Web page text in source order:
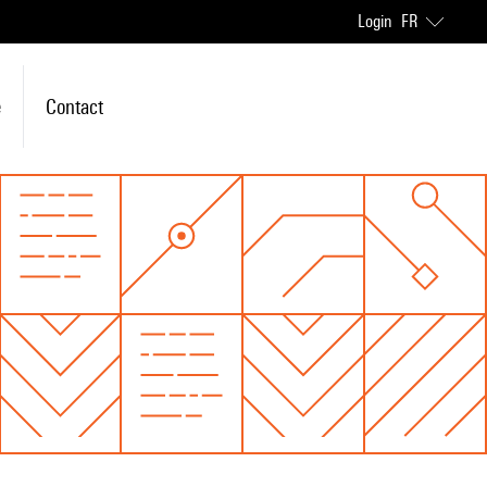
Login FR
Contact